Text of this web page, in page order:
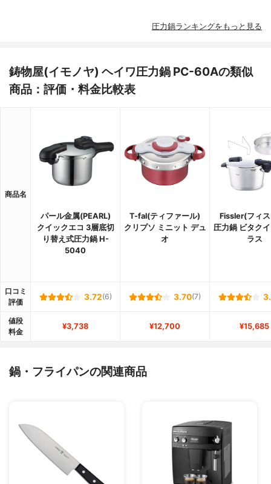
圧力鍋ランキングをもっと見る
鋳物屋(イモノヤ) ヘイワ圧力鍋 PC-60Aの類似
商品：評価・料金比較表
商品名
パール金属(PEARL)
クイックエコ 3層底切
り替え式圧力鍋 H-
5040
T-fal(ティファール)
クリプソ ミニット デュ
オ
Fissler(フィ
圧力鍋 ビタク
ラス
口コミ
評価
3.72(6) 3.70(7)
値段
料金
¥3,738 ¥12,700 ¥15,685
鍋・フライパンの関連商品